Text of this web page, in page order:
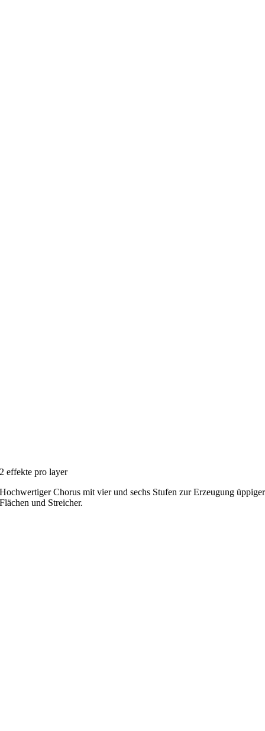
2 effekte pro layer
Hochwertiger Chorus mit vier und sechs Stufen zur Erzeugung üppiger
Flächen und Streicher.